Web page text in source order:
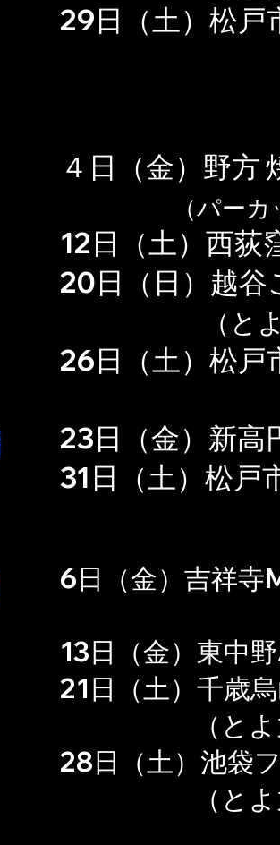
29日（土）松戸
４日（金）野方
（パー
12日（土） 西荻
20日（日）越谷
（と
​26日（土） 松戸
23日（金）新高
31日（土）松戸
6日（金）吉祥寺
（Dr
13日（金）東中
21日（土）千歳
（とよ丸：
28日（土） 池袋
（と